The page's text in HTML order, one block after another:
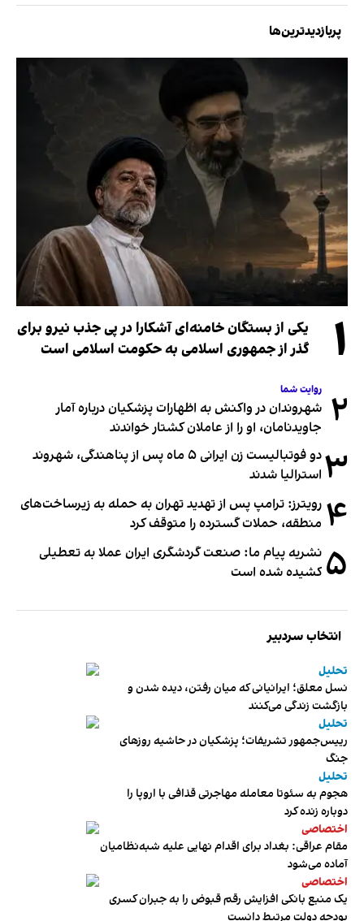
پربازدیدترین‌ها
۱
یکی از بستگان خامنه‌ای آشکارا در پی جذب نیرو برای
گذر از جمهوری اسلامی به حکومت اسلامی است
۲ روایت شما
شهروندان در واکنش به اظهارات پزشکیان درباره آمار
جاویدنامان، او را از عاملان کشتار خواندند
۳
دو فوتبالیست زن ایرانی ۵ ماه پس از پناهندگی، شهروند
استرالیا شدند
۴ رویترز: ترامپ پس از تهدید تهران به حمله به زیرساخت‌های
منطقه، حملات گسترده را متوقف کرد
۵ نشریه پیام ما: صنعت گردشگری ایران عملا به تعطیلی
کشیده شده است
انتخاب سردبیر
تحلیل
نسل معلق؛ ایرانیانی که میان رفتن، دیده شدن و
بازگشت زندگی می‌کنند
تحلیل
رییس‌جمهور تشریفات؛ پزشکیان در حاشیه روزهای
جنگ
تحلیل
هجوم به سئوتا معامله مهاجرتی قذافی با اروپا را
دوباره زنده کرد
اختصاصی
مقام عراقی: بغداد برای اقدام نهایی علیه شبه‌نظامیان
آماده می‌شود
اختصاصی
یک منبع بانکی افزایش رقم قبوض را به جبران کسری
بودجه دولت مرتبط دانست